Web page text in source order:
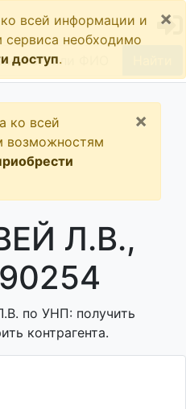
всей информации и
необходимо
доступ.
×
ко всей
возможностям
×
Л.В.,
по УНП: получить
контрагента.